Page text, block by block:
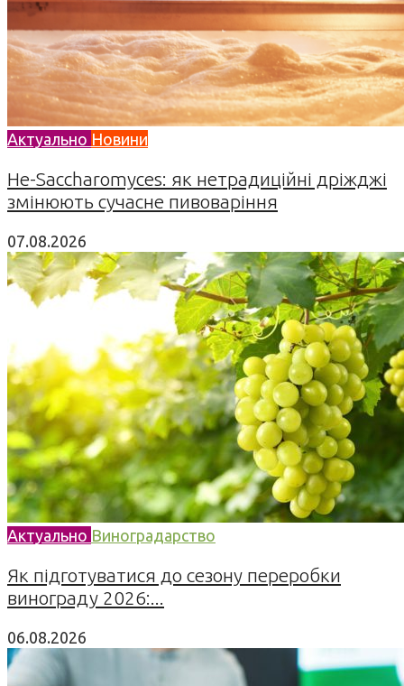
Актуально Новини
Не-Saccharomyces: як нетрадиційні дріжджі
змінюють сучасне пивоваріння
07.08.2026
Актуально Виноградарство
Як підготуватися до сезону переробки
винограду 2026:...
06.08.2026